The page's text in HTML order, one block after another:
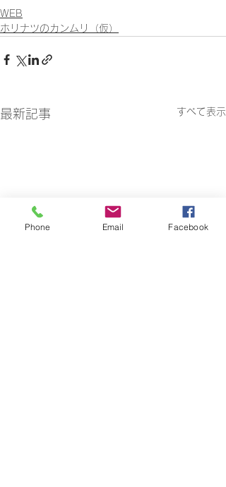
WEB
ホリナツのカンムリ（仮）
最新記事 すべて表示
Phone Email Facebook